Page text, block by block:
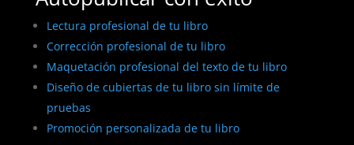
Lectura profesional de tu libro
Corrección profesional de tu libro
Maquetación profesional del texto de tu libro
Diseño de cubiertas de tu libro sin límite de
pruebas
Promoción personalizada de tu libro